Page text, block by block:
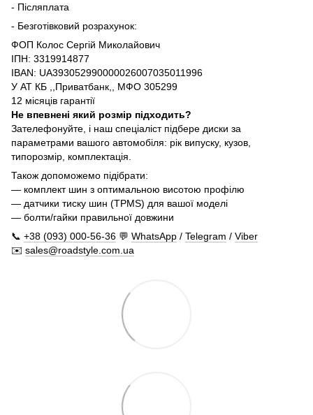
- Післяплата
- Безготівковий розрахунок:
ФОП Колос Сергій Миколайович
ІПН: 3319914877
IBAN: UA393052990000026007035011996
У АТ КБ ,,Приватбанк,, МФО 305299
12 місяців гарантії
Не впевнені який розмір підходить?
Зателефонуйте, і наш спеціаліст підбере диски за
параметрами вашого автомобіля: рік випуску, кузов,
типорозмір, комплектація.
Також допоможемо підібрати:
— комплект шин з оптимальною висотою профілю
— датчики тиску шин (TPMS) для вашої моделі
— болти/гайки правильної довжини
📞 +38 (093) 000-56-36 💬 WhatsApp / Telegram / Viber
✉️ sales@roadstyle.com.ua